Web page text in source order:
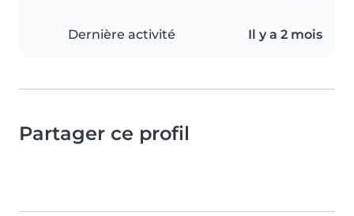
Dernière activité Il y a 2 mois
Partager ce profil